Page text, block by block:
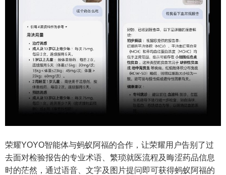
荣耀YOYO智能体与蚂蚁阿福的合作，让荣耀用户告别了过
去面对检验报告的专业术语、繁琐就医流程及晦涩药品信息
时的茫然，通过语音、文字及图片提问即可获得蚂蚁阿福的